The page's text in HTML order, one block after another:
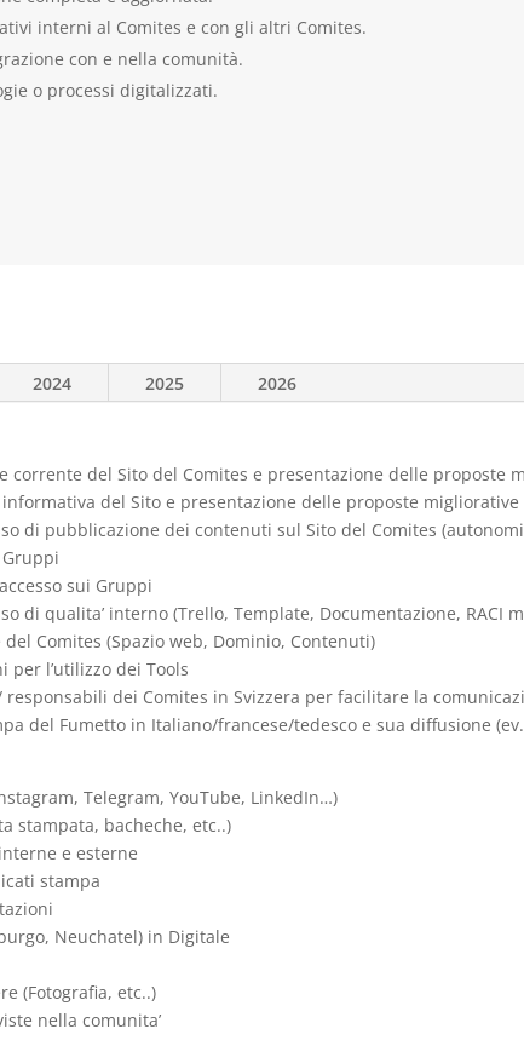
interni al Comites e con gli altri Comites.
con e nella comunità.
o processi digitalizzati.
2024 2025 2026
corrente del Sito del Comites e presentazione delle proposte
del Sito e presentazione delle proposte migliorative
di pubblicazione dei contenuti sul Sito del Comites
sui Gruppi
di qualita’ interno (Trello, Template, Documentazione, RACI
Comites (Spazio web, Dominio, Contenuti)
per l’utilizzo dei Tools
responsabili dei Comites in Svizzera per facilitare la
del Fumetto in Italiano/francese/tedesco e sua diffusione
Telegram, YouTube, LinkedIn…)
stampata, bacheche, etc..)
e esterne
stampa
Neuchatel) in Digitale
(Fotografia, etc..)
nella comunita’